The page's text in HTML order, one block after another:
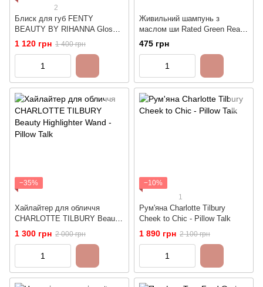
2
Блиск для губ FENTY
BEAUTY BY RIHANNA Gloss
Bomb Universal Lip Luminizer -
Hot Chocolit
1 120 грн 1 400 грн
Живильний шампунь з
маслом ши Rated Green Real
Shea Nourishing Shampoo,
475 грн
−35%
Хайлайтер для обличчя
CHARLOTTE TILBURY Beauty
Highlighter Wand - Pillow Talk
1 300 грн 2 000 грн
−10%
1
Рум'яна Charlotte Tilbury
Cheek to Chic - Pillow Talk
1 890 грн 2 100 грн